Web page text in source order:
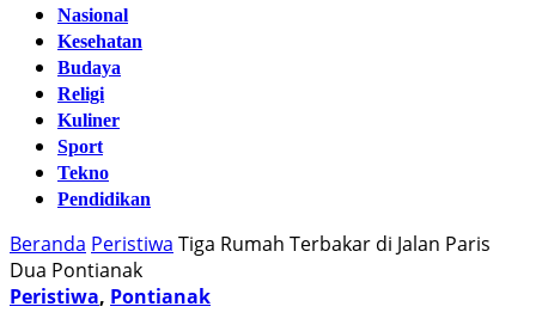
Nasional
Kesehatan
Budaya
Religi
Kuliner
Sport
Tekno
Pendidikan
Beranda Peristiwa Tiga Rumah Terbakar di Jalan Paris
Dua Pontianak
Peristiwa, Pontianak